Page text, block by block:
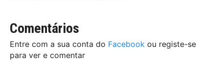
Comentários
Entre com a sua conta do Facebook ou registe-se
para ver e comentar